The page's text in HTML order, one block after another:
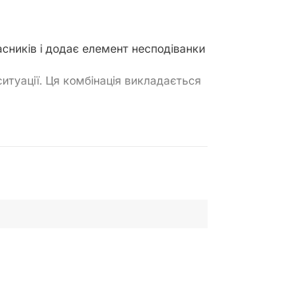
і додає елемент несподіванки
Ця комбінація викладається